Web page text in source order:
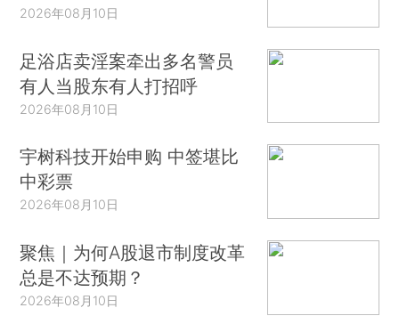
2026年08月10日
足浴店卖淫案牵出多名警员
有人当股东有人打招呼
2026年08月10日
宇树科技开始申购 中签堪比
中彩票
2026年08月10日
聚焦｜为何A股退市制度改革
总是不达预期？
2026年08月10日